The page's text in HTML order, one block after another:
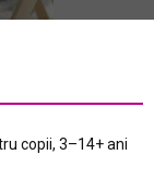
copii, 3–14+ ani